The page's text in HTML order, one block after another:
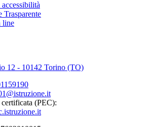
Trasparente
line
12 - 10142 Torino (TO)
(PEC):